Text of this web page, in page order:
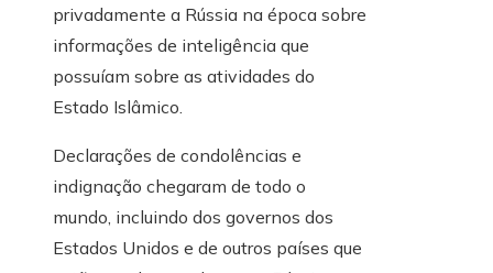
privadamente a Rússia na época sobre
informações de inteligência que
possuíam sobre as atividades do
Estado Islâmico.
Declarações de condolências e
indignação chegaram de todo o
mundo, incluindo dos governos dos
Estados Unidos e de outros países que